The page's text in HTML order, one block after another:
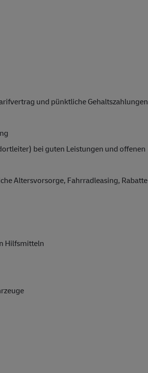
und pünktliche Gehaltszahlungen
bei guten Leistungen und offenen
Altersvorsorge, Fahrradleasing, Rabatte
Hilfsmitteln